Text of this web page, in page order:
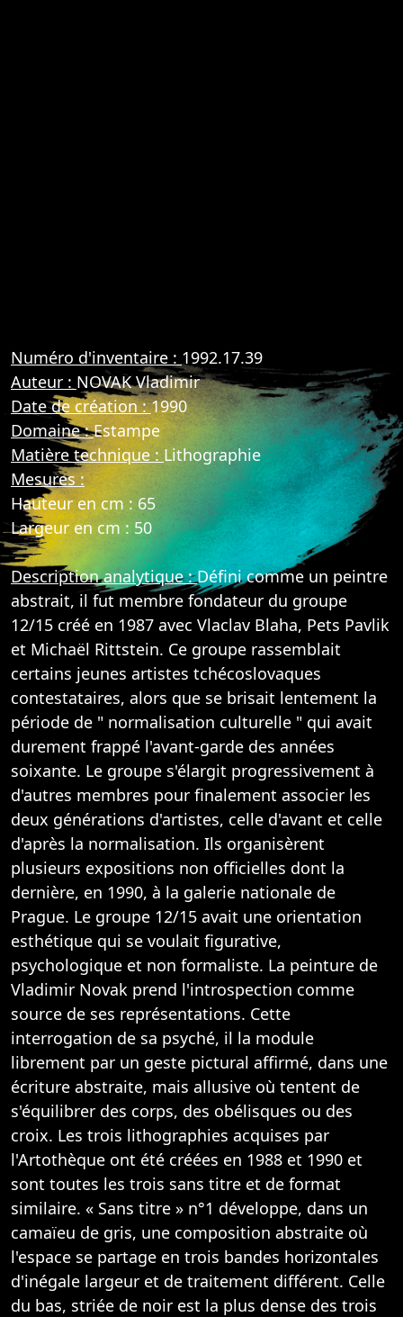
Numéro d'inventaire : 1992.17.39
Auteur : NOVAK Vladimir
Date de création :1990
Domaine :Estampe
Matière technique : Lithographie
Mesures :
Hauteur en cm : 65
Largeur en cm : 50
Description analytique :Défini comme un peintre
abstrait, il fut membre fondateur du groupe
12/15 créé en 1987 avec Vlaclav Blaha, Pets Pavlik
et Michaël Rittstein. Ce groupe rassemblait
certains jeunes artistes tchécoslovaques
contestataires, alors que se brisait lentement la
période de " normalisation culturelle " qui avait
durement frappé l'avant-garde des années
soixante. Le groupe s'élargit progressivement à
d'autres membres pour finalement associer les
deux générations d'artistes, celle d'avant et celle
d'après la normalisation. Ils organisèrent
plusieurs expositions non officielles dont la
dernière, en 1990, à la galerie nationale de
Prague. Le groupe 12/15 avait une orientation
esthétique qui se voulait figurative,
psychologique et non formaliste. La peinture de
Vladimir Novak prend l'introspection comme
source de ses représentations. Cette
interrogation de sa psyché, il la module
librement par un geste pictural affirmé, dans une
écriture abstraite, mais allusive où tentent de
s'équilibrer des corps, des obélisques ou des
croix. Les trois lithographies acquises par
l'Artothèque ont été créées en 1988 et 1990 et
sont toutes les trois sans titre et de format
similaire. « Sans titre » n°1 développe, dans un
camaïeu de gris, une composition abstraite où
l'espace se partage en trois bandes horizontales
d'inégale largeur et de traitement différent. Celle
du bas, striée de noir est la plus dense des trois